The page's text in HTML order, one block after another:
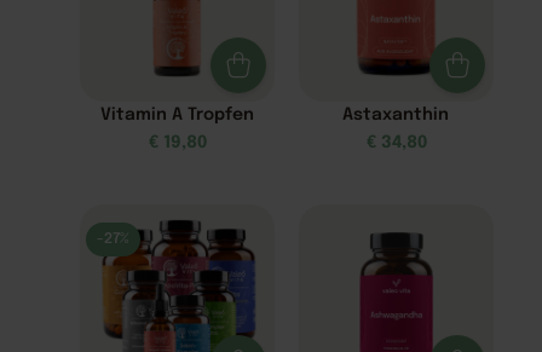
Vitamin A Tropfen
€ 19,80
Astaxanthin
€ 34,80
-27%